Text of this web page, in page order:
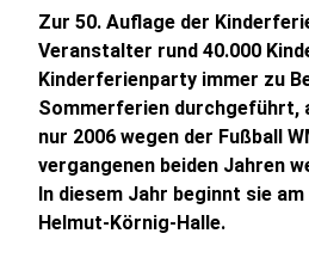
Zur 50. Auflage der
Veranstalter rund 40.000
Kinderferienparty immer zu
Sommerferien durchgeführt,
nur 2006 wegen der Fußball
vergangenen beiden Jahren
In diesem Jahr beginnt sie am
Helmut-Körnig-Halle.